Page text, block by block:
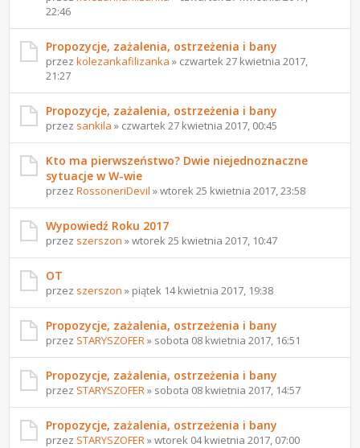
22:46
Propozycje, zażalenia, ostrzeżenia i bany
przezkolezankafilizanka » czwartek 27 kwietnia 2017,
21:27
Propozycje, zażalenia, ostrzeżenia i bany
przez sankila » czwartek 27 kwietnia 2017, 00:45
Kto ma pierwszeństwo? Dwie niejednoznaczne
sytuacje w W-wie
przezRossoneriDevil » wtorek 25 kwietnia 2017, 23:58
Wypowiedź Roku 2017
przez szerszon » wtorek 25 kwietnia 2017, 10:47
OT
przez szerszon » piątek 14 kwietnia 2017, 19:38
Propozycje, zażalenia, ostrzeżenia i bany
przez STARYSZOFER » sobota 08 kwietnia 2017, 16:51
Propozycje, zażalenia, ostrzeżenia i bany
przez STARYSZOFER » sobota 08 kwietnia 2017, 14:57
Propozycje, zażalenia, ostrzeżenia i bany
przez STARYSZOFER » wtorek 04 kwietnia 2017, 07:00